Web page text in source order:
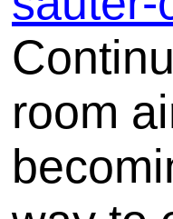
room